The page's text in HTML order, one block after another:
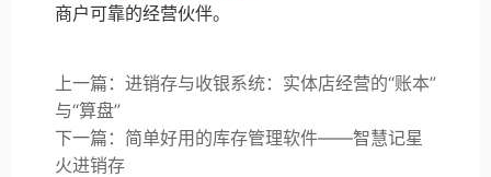
商户可靠的经营伙伴。
上一篇：进销存与收银系统：实体店经营的“账本”
与“算盘”
下一篇：简单好用的库存管理软件——智慧记星
火进销存